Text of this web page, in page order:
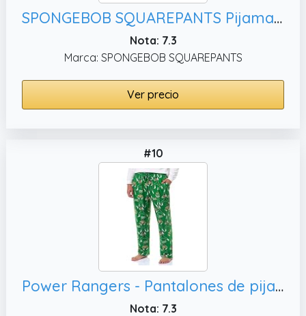
SPONGEBOB SQUAREPANTS Pijama Hombre y Adolescentes Pijamas Divertidos Cómodo Ropa de Dormir Regalos Divertidos para Hombres (M, Amarillo/Negro)
Nota: 7.3
Marca: SPONGEBOB SQUAREPANTS
Ver precio
#10
Power Rangers - Pantalones de pijama con estampado de varios tamaños, Medium
Nota: 7.3